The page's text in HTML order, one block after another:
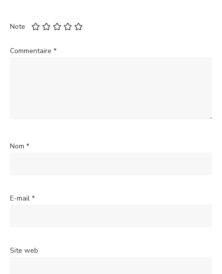
Note
Commentaire *
Nom *
E-mail *
Site web